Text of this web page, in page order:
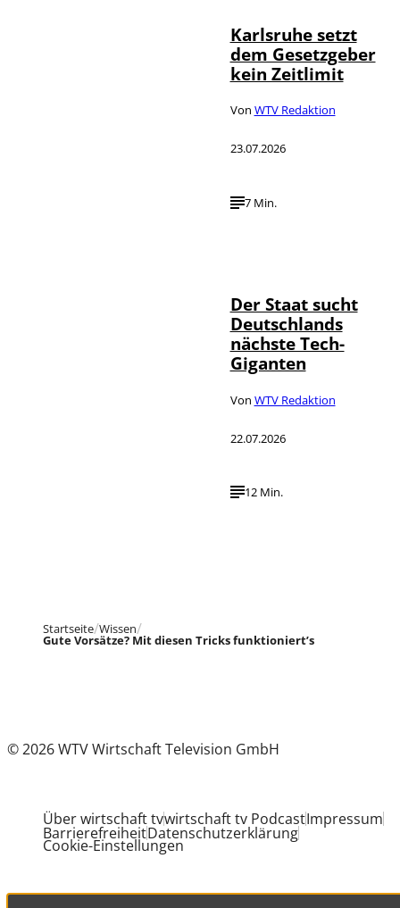
Karlsruhe setzt
dem Gesetzgeber
kein Zeitlimit
Von WTV Redaktion
23.07.2026
7 Min.
Der Staat sucht
Deutschlands
nächste Tech-
Giganten
Von WTV Redaktion
22.07.2026
12 Min.
Startseite Wissen
Gute Vorsätze? Mit diesen Tricks funktioniert’s
© 2026 WTV Wirtschaft Television GmbH
Über wirtschaft tvwirtschaft tv PodcastImpressum
BarrierefreiheitDatenschutzerklärung
Cookie-Einstellungen